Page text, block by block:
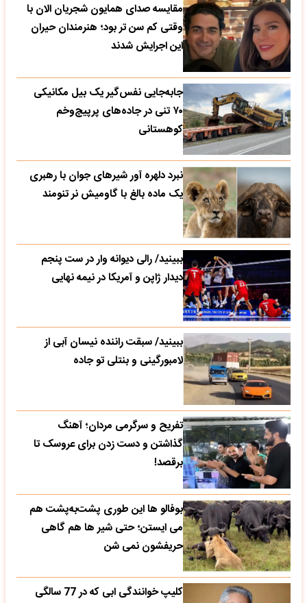
مقایسه صدای همایون شجریان الان با
وقتی کم سن تر بود؛ هنرمندان حیران
این اجرایش شدند
جابه‌جایی نفس‌گیر یک بیل مکانیکی
۷۰ تنی در جاده‌های پرپیچ‌وخم
کوهستانی
نبرد دلهره آور شیرهای جوان با رهبری
یک ماده بالغ با گاومیش نر تنومند
ببینید/ رالی دیوانه وار در ست پنجم
دیدار ژاپن و آمریکا در نیمه نهایی
ببینید/ سبقت راننده نیسان آبی از
لامبورگینی و بنتلی تو جاده
تفریح و سرگرمی مردان؛ آهنگ
گذاشتن و دست زدن برای عروسک تا
برقصد!
بوفالو ها این‌ طوری پشت‌به‌پشت هم
می‌ ایستن؛ حتی شیر ها هم گاهی
حریفشون نمی‌ شن
کلیپ خوانندگی ابی که در 77 سالگی